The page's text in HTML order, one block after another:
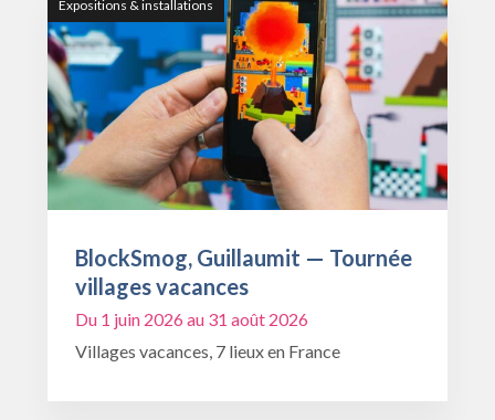
Expositions & installations
BlockSmog, Guillaumit — Tournée
villages vacances
Du 1 juin 2026 au 31 août 2026
Villages vacances, 7 lieux en France